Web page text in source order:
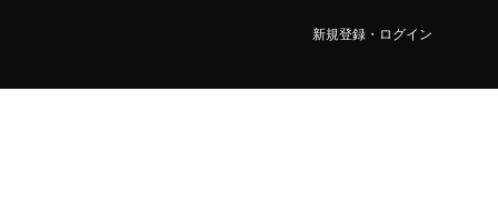
新規登録・ログイン